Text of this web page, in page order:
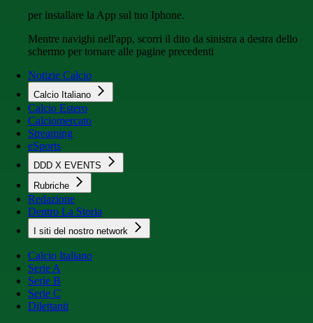
per installare la App sul tuo Iphone.
Mentre navighi nell'app, scorri il dito da sinistra a destra dello
schermo per tornare alle pagine precedenti
Notizie Calcio
Calcio Italiano
Calcio Estero
Calciomercato
Streaming
eSports
DDD X EVENTS
Rubriche
Redazione
Dentro La Storia
I siti del nostro network
Calcio Italiano
Serie A
Serie B
Serie C
Dilettanti